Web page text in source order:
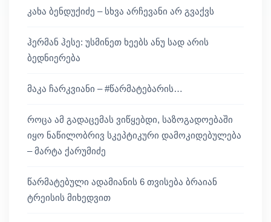
კახა ბენდუქიძე – სხვა არჩევანი არ გვაქვს
ჰერმან ჰესე: უსმინეთ ხეებს ანუ სად არის
ბედნიერება
მაკა ჩარკვიანი – #წარმატებარის…
როცა ამ გადაცემას ვიწყებდი, საზოგადოებაში
იყო ნაწილობრივ სკეპტიკური დამოკიდებულება
– მარტა ქარუმიძე
წარმატებული ადამიანის 6 თვისება ბრაიან
ტრეისის მიხედვით